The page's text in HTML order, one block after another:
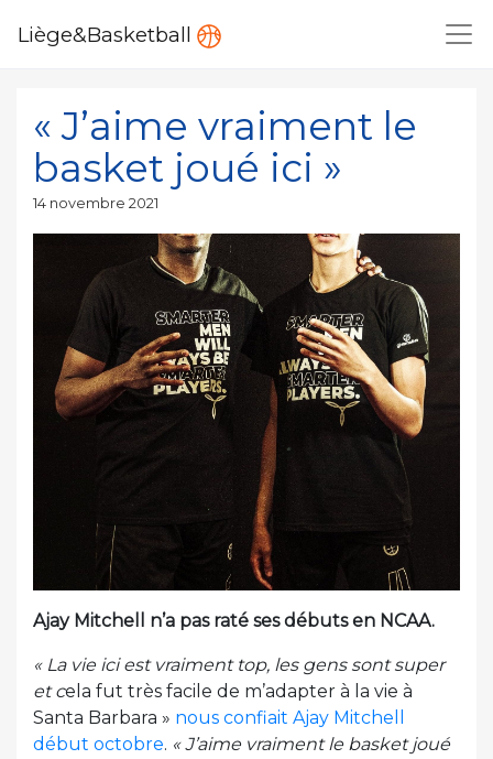
Liège&Basketball
« J’aime vraiment le
basket joué ici »
Publié
14 novembre 2021
Ajay Mitchell n’a pas raté ses débuts en NCAA.
« La vie ici est vraiment top, les gens sont super
et cela fut très facile de m’adapter à la vie à
Santa Barbara » nous confiait Ajay Mitchell
début octobre. « J’aime vraiment le basket joué